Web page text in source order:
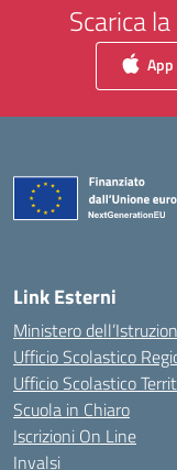
Scarica
Link Esterni
Ministero
Ufficio Scolastico
Ufficio Scolastico
Scuola in Chiaro
Iscrizioni On Line
Invalsi